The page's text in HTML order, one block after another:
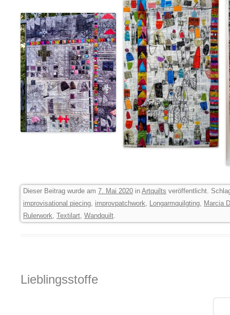
Dieser Beitrag wurde am 7. Mai 2020 in Artquilts veröffentlicht.
improvisational piecing, improvpatchwork, Longarmquilgting, Marcia
Rulerwork, Textilart, Wandquilt.
Lieblingsstoffe